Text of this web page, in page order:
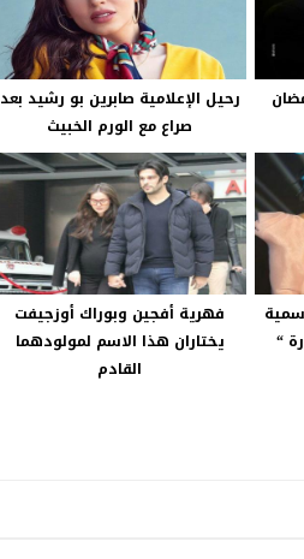
رمضان
رحيل الإعلامية صابرين بو رشيد بعد
صراع مع الورم الخبيث
“
فهرية أفجين وبوراك أوزجيفت
يختاران هذا الاسم لمولودهما
القادم